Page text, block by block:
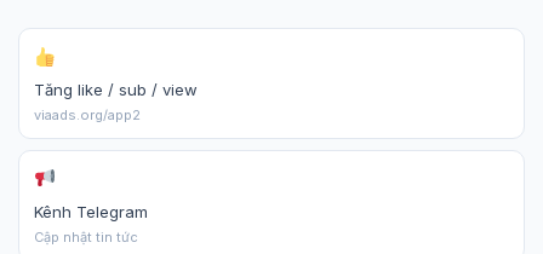
Tăng like / sub / view
viaads.org/app2
Kênh Telegram
Cập nhật tin tức